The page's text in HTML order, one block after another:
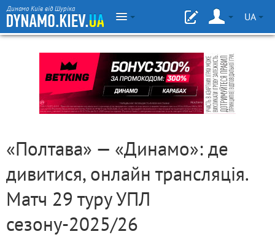
Динамо Київ від Шуріка
UA
«Полтава» — «Динамо»: де
дивитися, онлайн трансляція.
Матч 29 туру УПЛ
сезону-2025/26